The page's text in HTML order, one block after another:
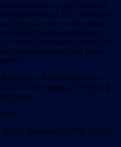
пришлась на годы Великой
много невзгод. Но – до войны
в родном доме, заботливые
студенческие годы и
и война состояла не только из
фронтовое братство, были
о жизни в предвоенные и
старших, и тем, кто
автор.
Jerusalem, 96586. Tel/fax